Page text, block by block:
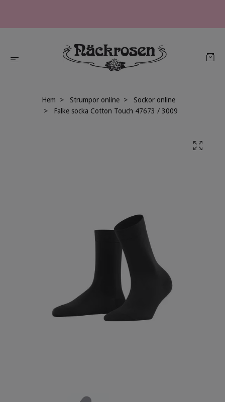
Hem Strumpor online
Sockor online
Falke socka Cotton Touch 47673 / 3009